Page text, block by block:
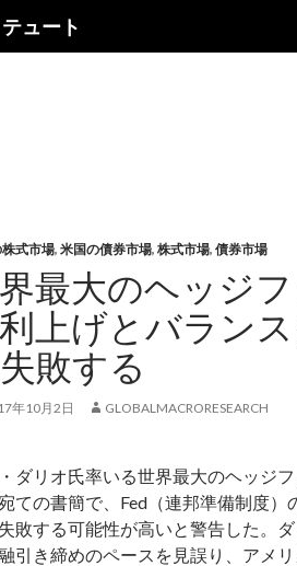
ュート
式市場, 米国の債券市場, 株式市場, 債券市場
最大のヘッジ
上げとバラン
敗する
年10月2日 GLOBALMACRORESEARCH
ダリオ氏率いる世界最大のヘッジ
ての書簡で、Fed（連邦準備制度）
敗する可能性が高いと警告した。
引き締めのペースを見誤り、アメ